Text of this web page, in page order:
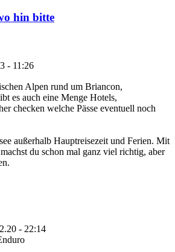
hin bitte
- 11:26
Alpen rund um Briancon,
es auch eine Menge Hotels,
checken welche Pässe eventuell noch
außerhalb Hauptreisezeit und Ferien. Mit
du schon mal ganz viel richtig, aber
- 22:14